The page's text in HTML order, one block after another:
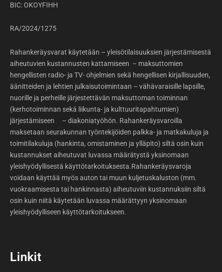
BIC: OKOYFIHH
RA/2024/1275
Rahankeräysvarat käytetään – yleisötilaisuuksien järjestämisestä
aiheutuvien kustannusten kattamiseen – maksuttomien
hengellisten radio- ja TV- ohjelmien sekä hengellisen kirjallisuuden,
äänitteiden ja lehtien julkaisutoimintaan – vähävaraisille lapsille,
nuorille ja perheille järjestettävän maksuttoman toiminnan
(kerhotoiminnan sekä liikunta- ja kulttuuritapahtumien)
järjestämiseen – diakoniatyöhön. Rahankeräysvaroilla
maksetaan seurakunnan työntekijöiden palkka- ja matkakuluja ja
toimitilakuluja (hankinta, omistaminen ja ylläpito) siltä osin kuin
kustannukset aiheutuvat luvassa määrätystä yksinomaan
yleishyödyllisestä käyttötarkoituksesta.Rahankeräysvaroja
voidaan käyttää myös auton tai muun kuljetuskaluston (mm.
vuokraamisesta tai hankinnasta) aiheutuviin kustannuksiin siltä
osin kuin niitä käytetään luvassa määrättyyn yksinomaan
yleishyödylliseen käyttötarkoitukseen.
Linkit